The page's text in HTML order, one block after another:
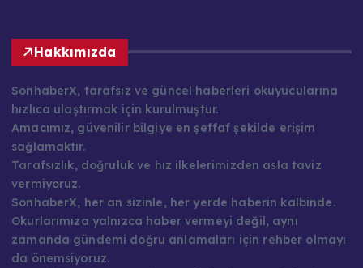
Hakkımızda
SonhaberX, tarafsız ve güncel haberleri okuyucularına
hızlıca ulaştırmak için kurulmuştur.
Amacımız, güvenilir bilgiye en şeffaf şekilde erişim
sağlamaktır.
Tarafsızlık, doğruluk ve hız ilkelerimizden asla taviz
vermiyoruz.
SonhaberX, her an sizinle, her yerde haberin kalbinde.
Okurlarımıza yalnızca haber vermeyi değil, aynı
zamanda gündemi doğru anlamaları için rehber olmayı
da önemsiyoruz.